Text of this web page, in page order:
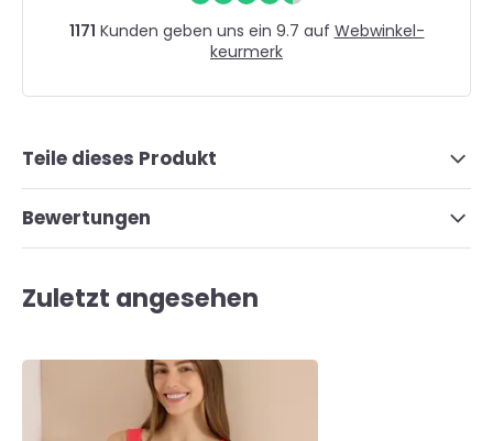
1171 Kunden geben uns ein 9.7 auf Webwinkel-
keurmerk
Teile dieses Produkt
Bewertungen
Zuletzt angesehen